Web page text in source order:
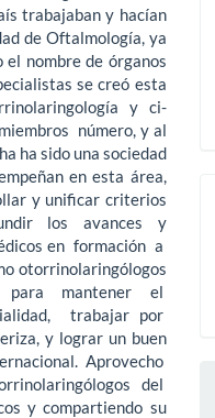
trabajaban y hacían
de Oftalmología, ya
nombre de órganos
se creó esta
y ci-
número, y al
ha sido una sociedad
en esta área,
y unificar criterios
los avances y
en formación a
otorrinolaringólogos
para mantener el
trabajar por
y lograr un buen
Aprovecho
del
y compartiendo su